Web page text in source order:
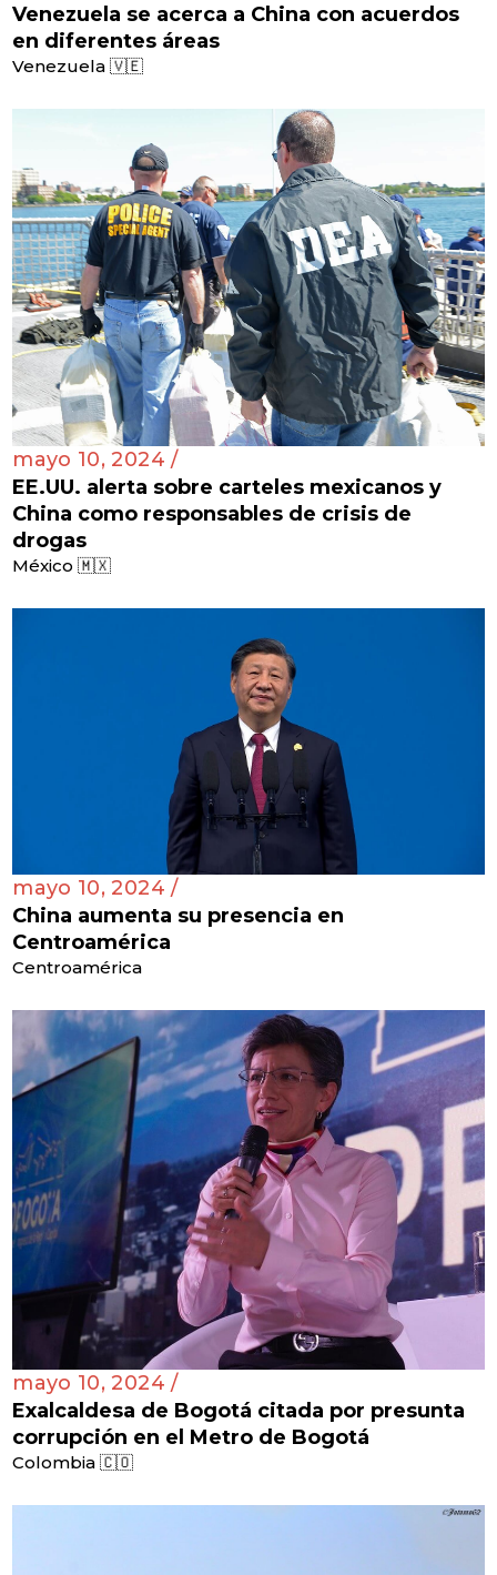
Venezuela se acerca a China con acuerdos
en diferentes áreas
Venezuela 🇻🇪
mayo 10, 2024 /
EE.UU. alerta sobre carteles mexicanos y
China como responsables de crisis de
drogas
México 🇲🇽
mayo 10, 2024 /
China aumenta su presencia en
Centroamérica
Centroamérica
mayo 10, 2024 /
Exalcaldesa de Bogotá citada por presunta
corrupción en el Metro de Bogotá
Colombia 🇨🇴